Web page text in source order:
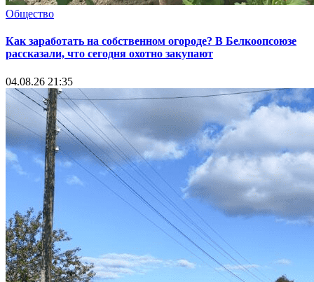
Общество
Как заработать на собственном огороде? В Белкоопсоюзе
рассказали, что сегодня охотно закупают
04.08.26 21:35